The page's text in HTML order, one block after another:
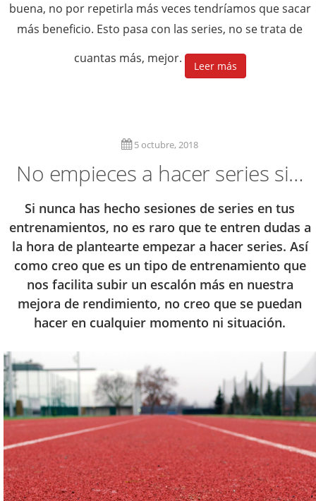
buena, no por repetirla más veces tendríamos que sacar
más beneficio. Esto pasa con las series, no se trata de
cuantas más, mejor.
Leer más
5 octubre, 2018
No empieces a hacer series si…
Si nunca has hecho sesiones de series en tus
entrenamientos, no es raro que te entren dudas a
la hora de plantearte empezar a hacer series. Así
como creo que es un tipo de entrenamiento que
nos facilita subir un escalón más en nuestra
mejora de rendimiento, no creo que se puedan
hacer en cualquier momento ni situación.